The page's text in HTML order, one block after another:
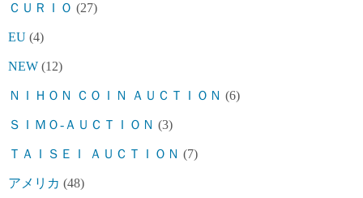
ＣＵＲＩＯ (27)
EU (4)
NEW (12)
ＮＩＨＯＮ ＣＯＩＮ ＡＵＣＴＩＯＮ (6)
ＳＩＭＯ-ＡＵＣＴＩＯＮ (3)
ＴＡＩＳＥＩ ＡＵＣＴＩＯＮ (7)
アメリカ (48)